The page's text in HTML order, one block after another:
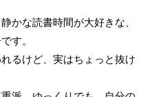
かな読書時間が大好きな、
す。
るけど、実はちょっと抜け